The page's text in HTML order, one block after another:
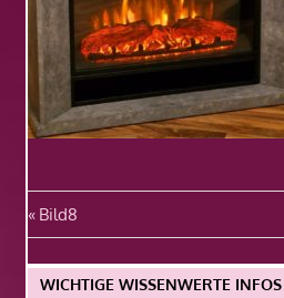
Beitragsnavigation
Vorheriger
Beitrag:
Bild8
WICHTIGE WISSENWERTE INFOS